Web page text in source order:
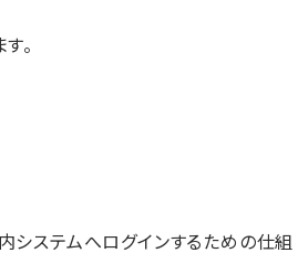
。
システムへログインするための仕組